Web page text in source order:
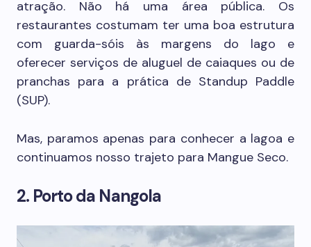
atração. Não há uma área pública. Os
restaurantes costumam ter uma boa estrutura
com guarda-sóis às margens do lago e
oferecer serviços de aluguel de caiaques ou de
pranchas para a prática de Standup Paddle
(SUP).
Mas, paramos apenas para conhecer a lagoa e
continuamos nosso trajeto para Mangue Seco.
2. Porto da Nangola